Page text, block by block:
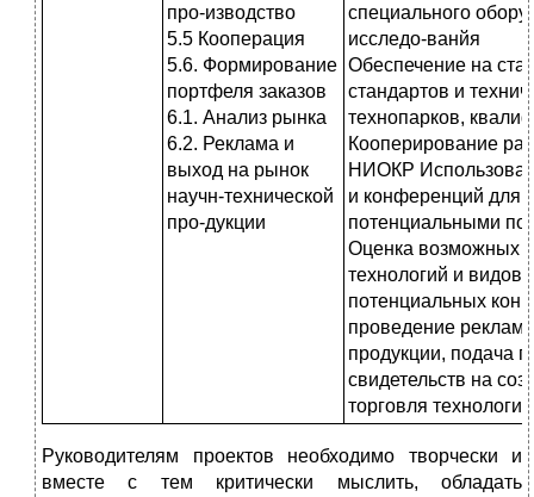
про-изводство
5.5 Кооперация
5.6. Формирование
портфеля заказов
6.1. Анализ рынка
6.2. Реклама и
выход на рынок
научн-технической
про-дукции
специального
исследо-ванйя
Обеспечение на
стандартов и
технопарков,
Кооперирование
НИОКР
и конференций для
потенциальными
Оценка возможных
технологий и видов
потенциальных
проведение
продукции, подача
свидетельств на
торговля
Руководителям проектов необходимо творчески и
вместе с тем критически мыслить, обладать